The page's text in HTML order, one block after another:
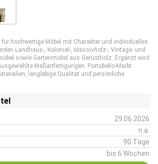
für hochwertige Möbel mit Charakter und individuelles
Landhaus-, Kolonial-, Massivholz-, Vintage- und
sowie Gartenmöbel aus Gerüstholz. Ergänzt wird
Maßanfertigungen. Portobello-Markt
langlebige Qualität und persönliche
29.06.2026
n.a.
90 Tage
bis 6 Wochen